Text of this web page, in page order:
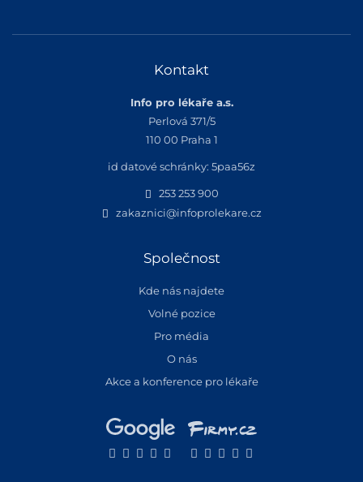
Kontakt
Info pro lékaře a.s.
Perlová 371/5
110 00 Praha 1
id datové schránky: 5paa56z
253 253 900
zakaznici@infoprolekare.cz
Společnost
Kde nás najdete
Volné pozice
Pro média
O nás
Akce a konference pro lékaře